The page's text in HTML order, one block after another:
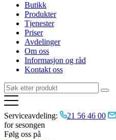
Butikk
Produkter
Tjenester
Priser
Avdelinger
Om oss
Informasjon og råd
Kontakt oss
Serviceavdeling: 21 56 46 00
for sesongen
Følg oss på